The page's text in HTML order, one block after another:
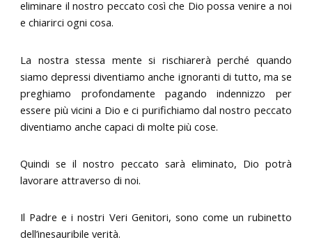
eliminare il nostro peccato così che Dio possa venire a noi
e chiarirci ogni cosa.
La nostra stessa mente si rischiarerà perché quando
siamo depressi diventiamo anche ignoranti di tutto, ma se
preghiamo profondamente pagando indennizzo per
essere più vicini a Dio e ci purifichiamo dal nostro peccato
diventiamo anche capaci di molte più cose.
Quindi se il nostro peccato sarà eliminato, Dio potrà
lavorare attraverso di noi.
Il Padre e i nostri Veri Genitori, sono come un rubinetto
dell’inesauribile verità.